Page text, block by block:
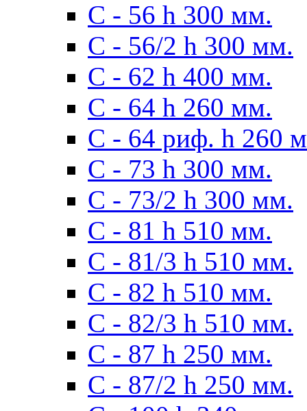
С - 56 h 300 мм.
С - 56/2 h 300 мм.
С - 62 h 400 мм.
С - 64 h 260 мм.
С - 64 риф. h 260
С - 73 h 300 мм.
С - 73/2 h 300 мм.
С - 81 h 510 мм.
С - 81/3 h 510 мм.
С - 82 h 510 мм.
С - 82/3 h 510 мм.
С - 87 h 250 мм.
С - 87/2 h 250 мм.